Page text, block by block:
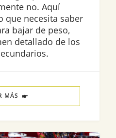
no. Aquí
que necesita saber
bajar de peso,
detallado de los
MÁS